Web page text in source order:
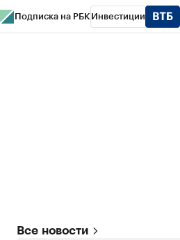
Подписка на РБК Инвестиции
Все новости